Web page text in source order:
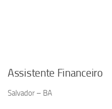
Assistente Financeiro
Salvador – BA